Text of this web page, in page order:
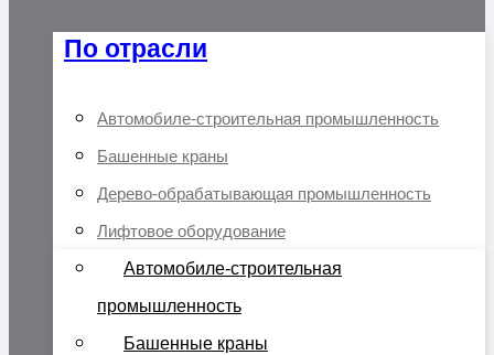
По отрасли
Автомобиле-строительная промышленность
Башенные краны
Дерево-обрабатывающая промышленность
Лифтовое оборудование
Автомобиле-строительная
промышленность
Башенные краны